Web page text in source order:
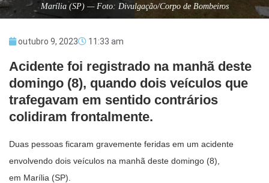
Marília (SP) — Foto: Divulgação/Corpo de Bombeiros
outubro 9, 2023 11:33 am
Acidente foi registrado na manhã deste
domingo (8), quando dois veículos que
trafegavam em sentido contrários
colidiram frontalmente.
Duas pessoas ficaram gravemente feridas em um acidente
envolvendo dois veículos na manhã deste domingo (8),
em Marília (SP).